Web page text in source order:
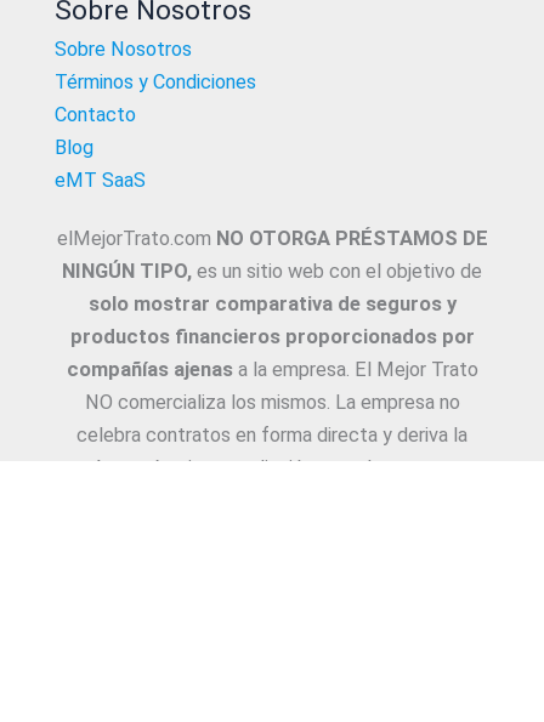
Sobre Nosotros
Sobre Nosotros
Términos y Condiciones
Contacto
Blog
eMT SaaS
elMejorTrato.com NO OTORGA PRÉSTAMOS DE
NINGÚN TIPO, es un sitio web con el objetivo de
solo mostrar comparativa de seguros y
productos financieros proporcionados por
compañías ajenasa la empresa. El Mejor Trato
NO comercializa los mismos. La empresa no
celebra contratos en forma directa y deriva la
Asesoría e intermediación a productores y